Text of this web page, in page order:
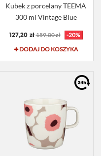
Kubek z porcelany TEEMA
300 ml Vintage Blue
127,20 zł 159,00 zł
-20%
DODAJ DO KOSZYKA